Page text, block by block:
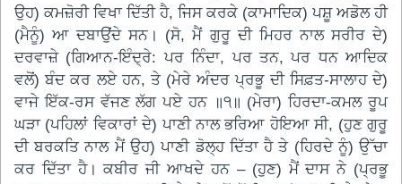
ਉਹ) ਕਮਜ਼ੋਰੀ ਵਿਖਾ ਦਿੱਤੀ ਹੈ, ਜਿਸ ਕਰਕੇ (ਕਾਮਾਦਿਕ) ਪਸ਼ੂ ਅਡੋਲ ਹੀ
(ਮੈਨੂੰ) ਆ ਦਬਾਉਂਦੇ ਸਨ। (ਸੋ, ਮੈਂ ਗੁਰੂ ਦੀ ਮਿਹਰ ਨਾਲ ਸਰੀਰ ਦੇ)
ਦਰਵਾਜ਼ੇ (ਗਿਆਨ-ਇੰਦ੍ਰੇ: ਪਰ ਨਿੰਦਾ, ਪਰ ਤਨ, ਪਰ ਧਨ ਆਦਿਕ
ਵਲੋਂ) ਬੰਦ ਕਰ ਲਏ ਹਨ, ਤੇ (ਮੇਰੇ ਅੰਦਰ ਪ੍ਰਭੂ ਦੀ ਸਿਫ਼ਤ-ਸਾਲਾਹ ਦੇ)
ਵਾਜੇ ਇੱਕ-ਰਸ ਵੱਜਣ ਲੱਗ ਪਏ ਹਨ ॥੧॥ (ਮੇਰਾ) ਹਿਰਦਾ-ਕਮਲ ਰੂਪ
ਘੜਾ (ਪਹਿਲਾਂ ਵਿਕਾਰਾਂ ਦੇ) ਪਾਣੀ ਨਾਲ ਭਰਿਆ ਹੋਇਆ ਸੀ, (ਹੁਣ ਗੁਰੂ
ਦੀ ਬਰਕਤਿ ਨਾਲ ਮੈਂ ਉਹ) ਪਾਣੀ ਡੋਲ੍ਹ ਦਿੱਤਾ ਹੈ ਤੇ (ਹਿਰਦੇ ਨੂੰ) ਉੱਚਾ
ਕਰ ਦਿੱਤਾ ਹੈ। ਕਬੀਰ ਜੀ ਆਖਦੇ ਹਨ – (ਹੁਣ) ਮੈਂ ਦਾਸ ਨੇ (ਪ੍ਰਭੂ